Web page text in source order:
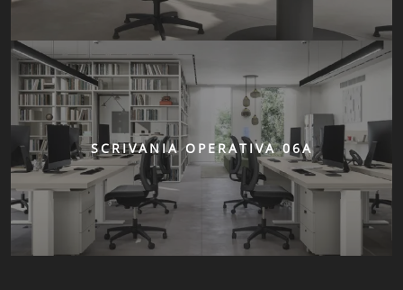
SCRIVANIA OPERATIVA 06A